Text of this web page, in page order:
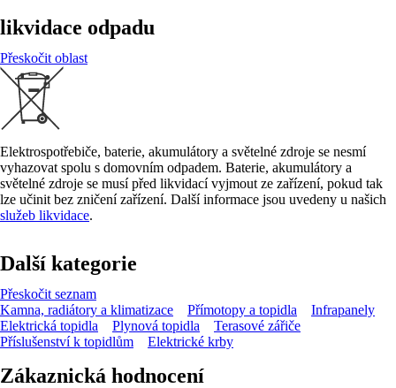
likvidace odpadu
Přeskočit oblast
Elektrospotřebiče, baterie, akumulátory a světelné zdroje se nesmí
vyhazovat spolu s domovním odpadem. Baterie, akumulátory a
světelné zdroje se musí před likvidací vyjmout ze zařízení, pokud tak
lze učinit bez zničení zařízení. Další informace jsou uvedeny u našich
služeb likvidace.
Další kategorie
Přeskočit seznam
Kamna, radiátory a klimatizace
Přímotopy a topidla
Infrapanely
Elektrická topidla
Plynová topidla
Terasové zářiče
Příslušenství k topidlům
Elektrické krby
Zákaznická hodnocení